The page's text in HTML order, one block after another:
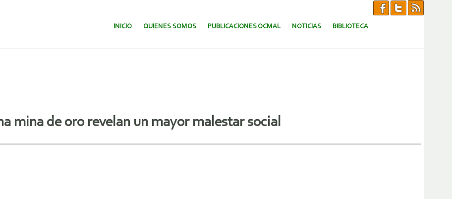
SALTAR AL CONTENIDO.
INICIO QUIENES SOMOS PUBLICACIONES OCMAL NOTICIAS BIBLIOTECA
mina de oro revelan un mayor malestar social